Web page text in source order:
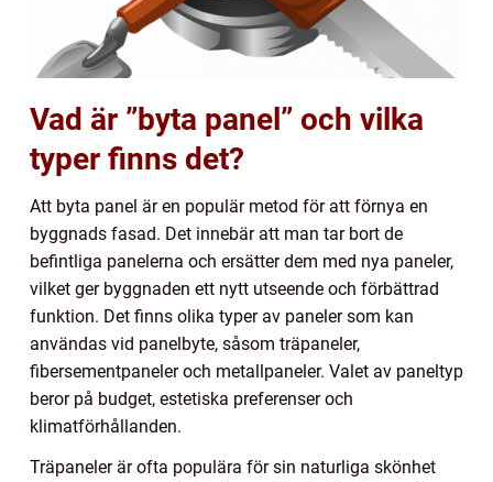
Vad är ”byta panel” och vilka
typer finns det?
Att byta panel är en populär metod för att förnya en
byggnads fasad. Det innebär att man tar bort de
befintliga panelerna och ersätter dem med nya paneler,
vilket ger byggnaden ett nytt utseende och förbättrad
funktion. Det finns olika typer av paneler som kan
användas vid panelbyte, såsom träpaneler,
fibersementpaneler och metallpaneler. Valet av paneltyp
beror på budget, estetiska preferenser och
klimatförhållanden.
Träpaneler är ofta populära för sin naturliga skönhet